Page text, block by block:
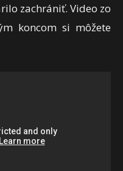
zachrániť. Video zo
koncom si môžete